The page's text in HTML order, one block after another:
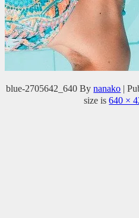
blue-2705642_640 By nanako |
size is640 ×